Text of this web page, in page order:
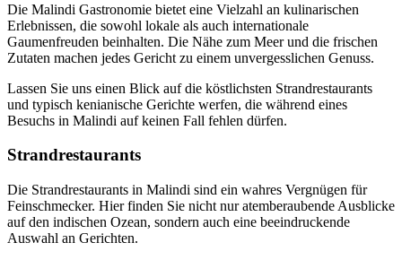
Die Malindi Gastronomie bietet eine Vielzahl an kulinarischen
Erlebnissen, die sowohl lokale als auch internationale
Gaumenfreuden beinhalten. Die Nähe zum Meer und die frischen
Zutaten machen jedes Gericht zu einem unvergesslichen Genuss.
Lassen Sie uns einen Blick auf die köstlichsten Strandrestaurants
und typisch kenianische Gerichte werfen, die während eines
Besuchs in Malindi auf keinen Fall fehlen dürfen.
Strandrestaurants
Die Strandrestaurants in Malindi sind ein wahres Vergnügen für
Feinschmecker. Hier finden Sie nicht nur atemberaubende Ausblicke
auf den indischen Ozean, sondern auch eine beeindruckende
Auswahl an Gerichten.